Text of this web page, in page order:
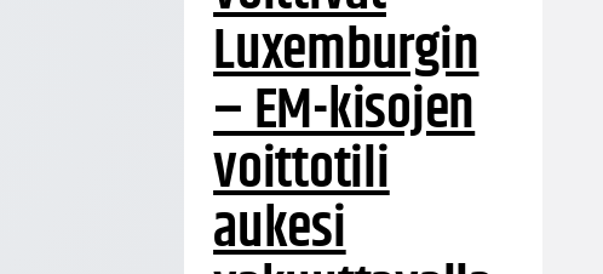
Luxemburgin
– EM-kisojen
voittotili
aukesi